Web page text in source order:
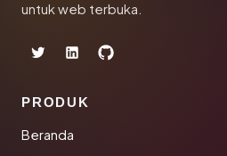
untuk web terbuka.
PRODUK
Beranda